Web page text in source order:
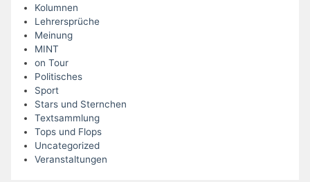
Kolumnen
Lehrersprüche
Meinung
MINT
on Tour
Politisches
Sport
Stars und Sternchen
Textsammlung
Tops und Flops
Uncategorized
Veranstaltungen